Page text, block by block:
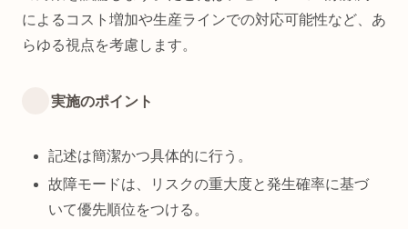
によるコスト増加や生産ラインでの対応可能性など、あ
らゆる視点を考慮します。
実施のポイント
記述は簡潔かつ具体的に行う。
故障モードは、リスクの重大度と発生確率に基づ
いて優先順位をつける。